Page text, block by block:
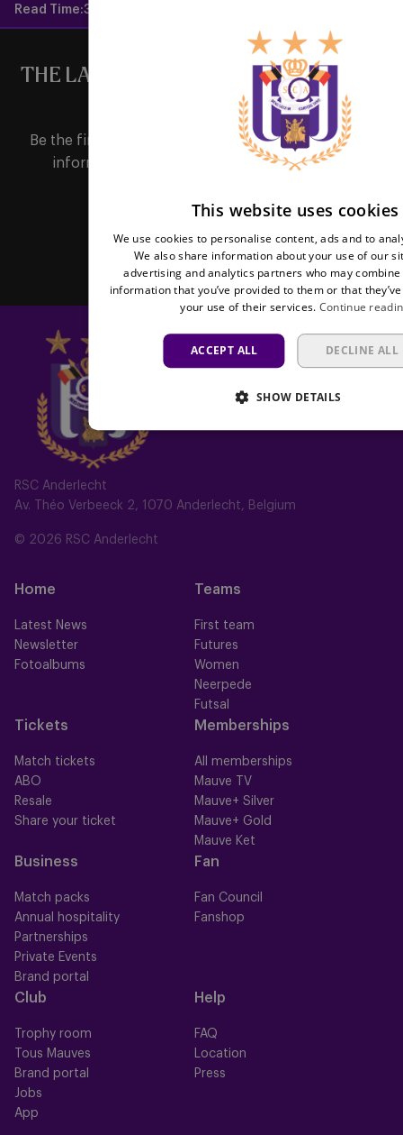
Read Time:3 mins
RSC Anderlecht
Av. Théo Verbeeck 2, 1070 Anderlecht, Belgium
© 2026 RSC Anderlecht
Home
Latest News
Newsletter
Fotoalbums
Teams
First team
Futures
Women
Neerpede
Futsal
Tickets
Match tickets
ABO
Resale
Share your ticket
Memberships
All memberships
Mauve TV
Mauve+ Silver
Mauve+ Gold
Mauve Ket
Business
Match packs
Annual hospitality
Partnerships
Private Events
Brand portal
Fan
Fan Council
Fanshop
Club
Trophy room
Tous Mauves
Brand portal
Jobs
App
Help
FAQ
Location
Press
THE LATEST NEWS DIRECTLY IN YOUR
MAILBOX
Be the first to receive important updates, ticketing
information, shirt releases or promotions by
Subscribe
This website uses cookies
We use cookies to personalise content, ads and to
We also share information about your use of our
advertising and analytics partners who may
information that you’ve provided to them or that
your use of their services. Continue
ACCEPT ALL DECLINE ALL
SHOW DETAILS